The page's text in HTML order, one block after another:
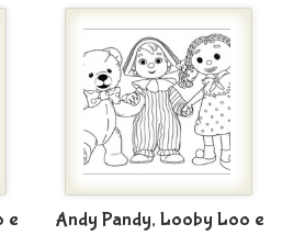
e
Andy Pandy, Looby Loo e